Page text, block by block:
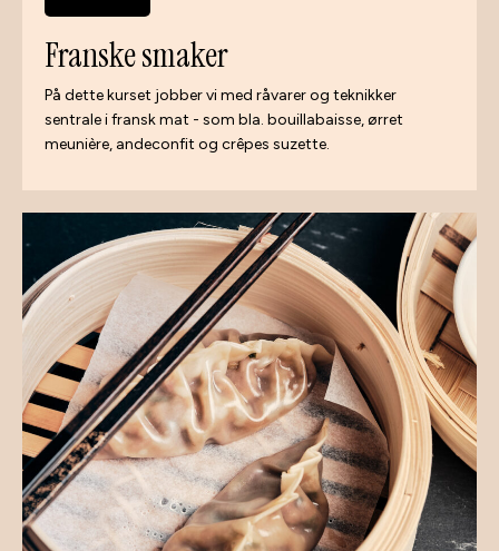
Franske smaker
På dette kurset jobber vi med råvarer og teknikker
sentrale i fransk mat - som bla. bouillabaisse, ørret
meunière, andeconfit og crêpes suzette.